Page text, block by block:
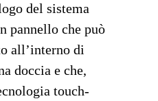
del sistema
pannello che può
all’interno di
doccia e che,
touch-